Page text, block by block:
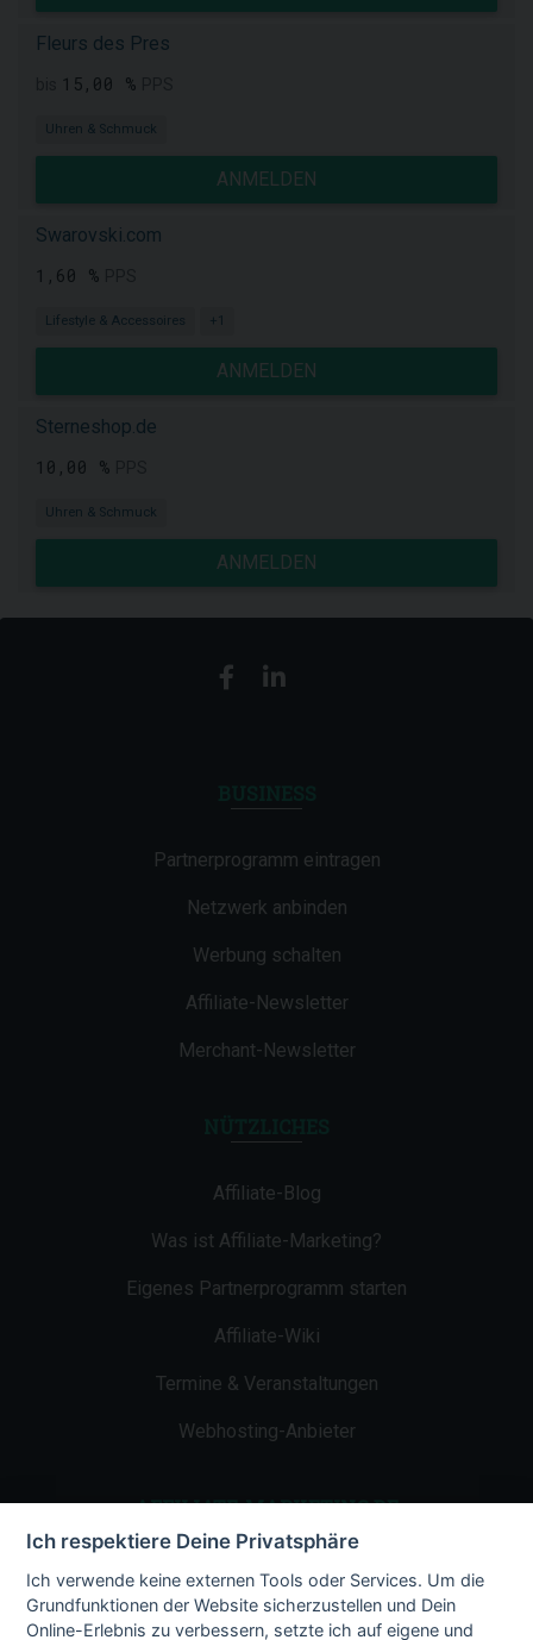
Fleurs des Pres
15,00 %
Uhren & Schmuck
ANMELDEN
Swarovski.com
1,60 %
Lifestyle & Accessoires +1
ANMELDEN
Sterneshop.de
10,00 %
Uhren & Schmuck
ANMELDEN
Partnerprogramm eintragen
Netzwerk anbinden
Werbung schalten
Affiliate-Newsletter
Merchant-Newsletter
Affiliate-Blog
Was ist Affiliate-Marketing?
Eigenes Partnerprogramm starten
Affiliate-Wiki
Termine & Veranstaltungen
Webhosting-Anbieter
AFFILIATE-MARKETING.DE
Impressum
Kontakt
Ich respektiere Deine Privatsphäre
Ich verwende keine externen Tools oder Services. Um die
Grundfunktionen der Website sicherzustellen und Dein
Online-Erlebnis zu verbessern, setzte ich auf eigene und